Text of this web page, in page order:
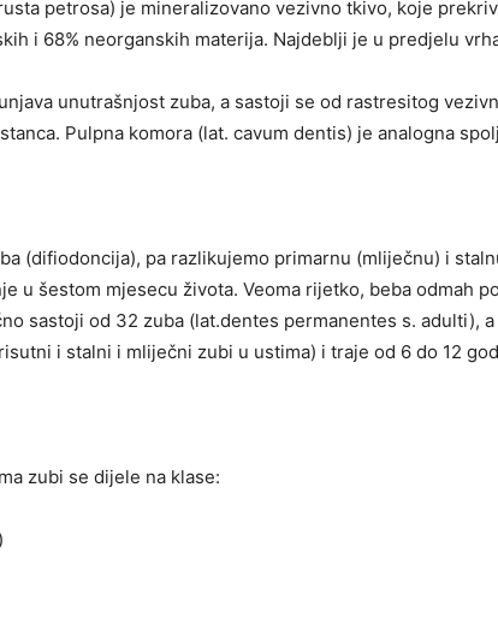
petrosa) je mineralizovano vezivno tkivo, koje
i 68% neorganskih materija. Najdeblji je u predjelu
unutrašnjost zuba, a sastoji se od rastresitog
Pulpna komora (lat. cavum dentis) je analogna
(difiodoncija), pa razlikujemo primarnu (mliječnu) i
u šestom mjesecu života. Veoma rijetko, beba odmah
sastoji od 32 zuba (lat.dentes permanentes s. adulti),
i stalni i mliječni zubi u ustima) i traje od 6 do 12
zubi se dijele na klase: